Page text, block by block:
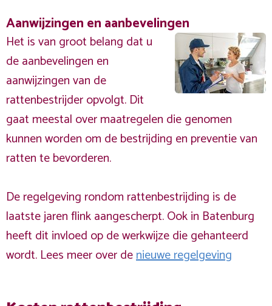
Aanwijzingen en aanbevelingen
Het is van groot belang dat u
de aanbevelingen en
aanwijzingen van de
rattenbestrijder opvolgt. Dit
gaat meestal over maatregelen die genomen
kunnen worden om de bestrijding en preventie van
ratten te bevorderen.
De regelgeving rondom rattenbestrijding is de
laatste jaren flink aangescherpt. Ook in Batenburg
heeft dit invloed op de werkwijze die gehanteerd
wordt. Lees meer over denieuwe regelgeving